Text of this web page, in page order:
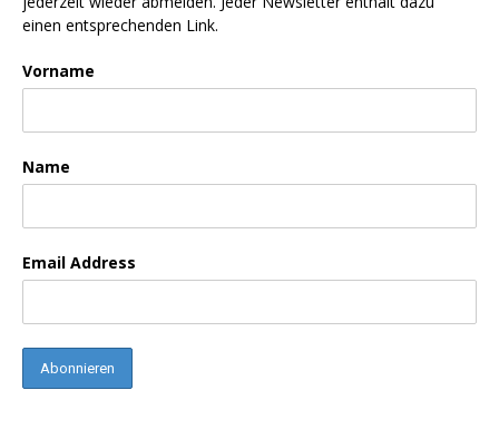
einen entsprechenden Link.
Vorname
Name
Email Address